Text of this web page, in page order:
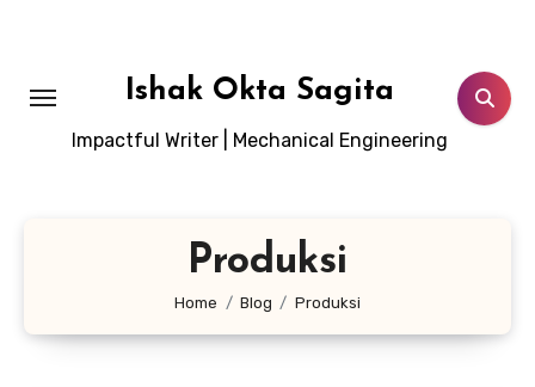
Ishak Okta Sagita
Impactful Writer | Mechanical Engineering
Produksi
Home Blog Produksi